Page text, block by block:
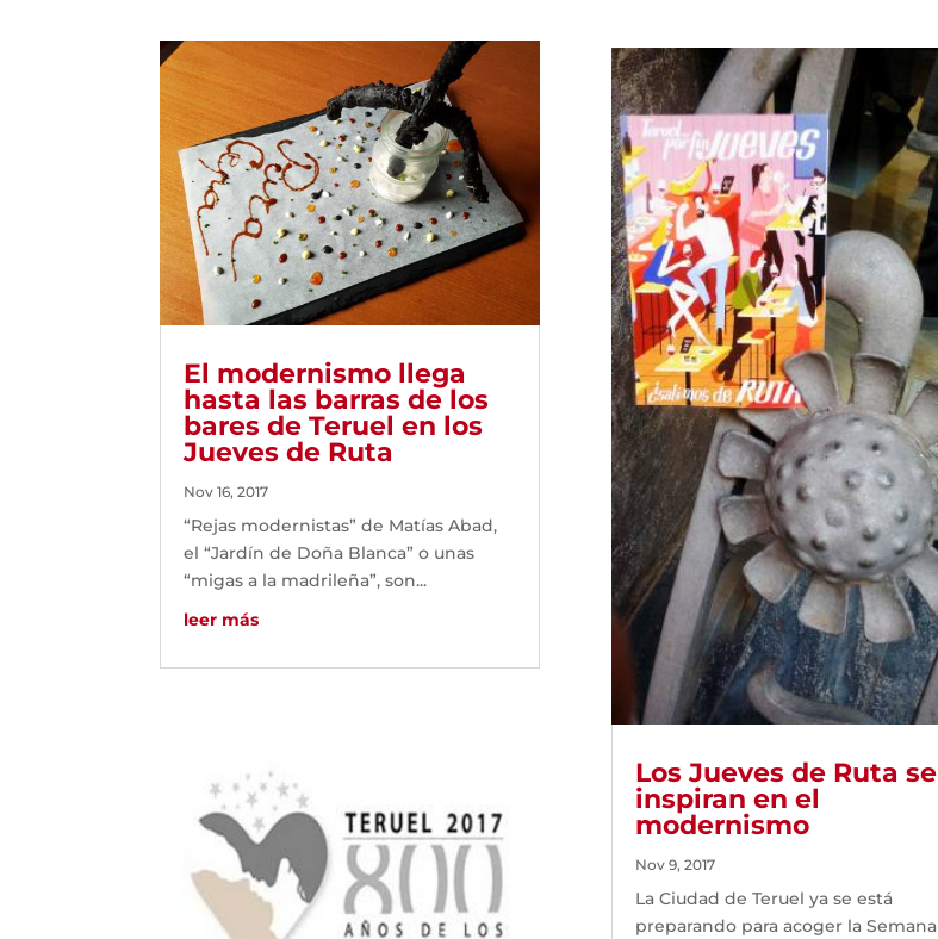
El modernismo llega
hasta las barras de los
bares de Teruel en los
Jueves de Ruta
Nov 16, 2017
“Rejas modernistas” de Matías Abad,
el “Jardín de Doña Blanca” o unas
“migas a la madrileña”, son...
leer más
Los Jueves de Ruta se
inspiran en el
modernismo
Nov 9, 2017
La Ciudad de Teruel ya se está
preparando para acoger la Semana